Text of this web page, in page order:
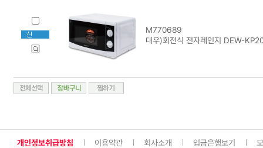
M770689
대우)회전식 전자레인지 DEW-
개인정보취급방침 이용약관 회사소개 입금은행보기